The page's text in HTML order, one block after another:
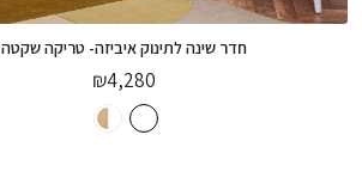
חדר שינה לתינוק איביזה- טריקה שקטה
₪4,280